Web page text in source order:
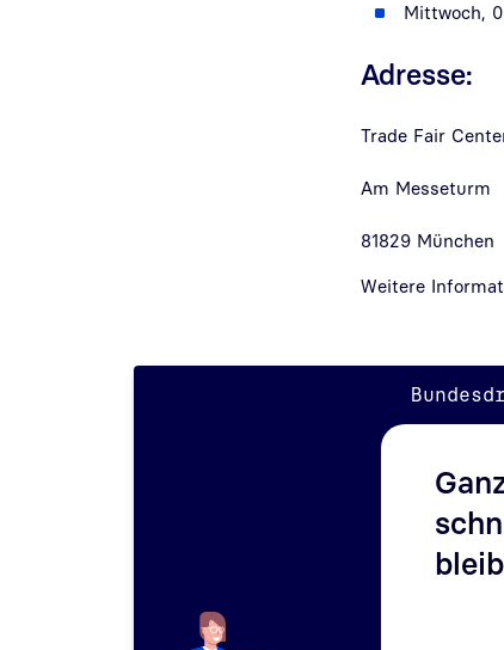
Mittwoch,
Adresse:
Trade Fair
Am Messeturm
81829 München
Weitere